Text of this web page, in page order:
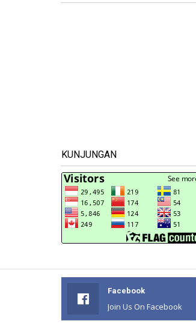
KUNJUNGAN
Facebook
Join Us On Facebook